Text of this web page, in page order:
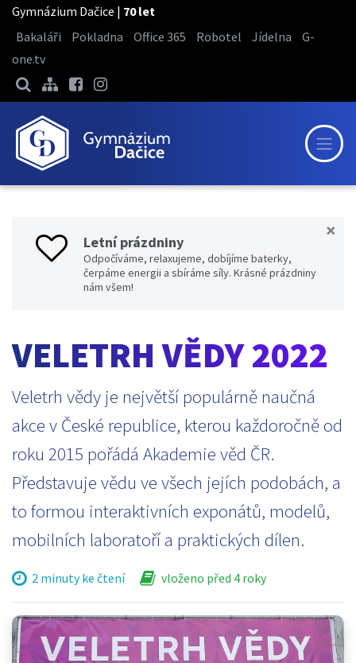
Gymnázium Dačice | 70 let
Bakaláři
Pokladna Office 365 Robotel Jídelna
G-
one.tv
×
Letní prázdniny
Odpočíváme, relaxujeme, dobíjíme baterky,
čerpáme energii a sbíráme síly. Krásné prázdniny
nám všem!
VELETRH VĚDY 2022
Veletrh vědy je největší populárně naučná
akce v České republice, kterou každoročně od
roku 2015 pořádá Akademie věd ČR.
Představuje vědu ve všech jejích podobách, a
to formou interaktivních exponátů, modelů,
mobilních laboratoří a praktických dílen.
2 minuty ke čtení vloženo před 4 roky